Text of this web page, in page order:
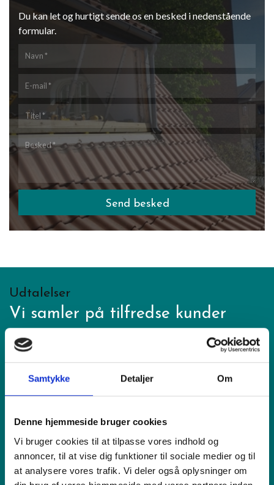
Samtykke Detaljer Om
Denne hjemmeside bruger cookies
Vi bruger cookies til at tilpasse vores indhold og
annoncer, til at vise dig funktioner til sociale medier og til
at analysere vores trafik. Vi deler også oplysninger om
Du kan let og hurtigt sende os en besked i nedenstående
formular.
Udtalelser
Vi samler på tilfredse kunder
Line Hultengren
Nyt gulv og køkken Har du brug for en pålidelig,
dygtig og sympatisk tømrer, der overholder aftaler
og i den grad kan finde ud af at kommunikere, så man
føler sig helt tryg. så skal du have fat i Ulf Fros. I
Læs mere